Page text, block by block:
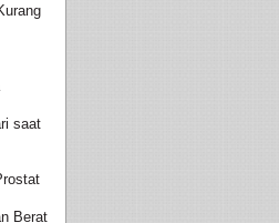
saat
Berat